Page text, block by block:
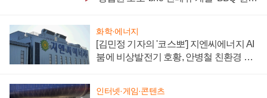
화학·에너지
[김민정 기자의 '코스뽀'] 지엔씨에너지 AI
붐에 비상발전기 호황, 안병철 친환경 에
인터넷·게임·콘텐츠